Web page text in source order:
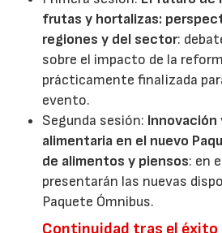
frutas y hortalizas:
regiones y del sector:
sobre el impacto de la
prácticamente finalizada
evento.
Segunda sesión: Innovación
alimentaria en el nuevo
de alimentos y piensos: en
presentarán las nuevas
Paquete Ómnibus.